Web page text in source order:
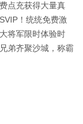
点充获得大量真
！统统免费激
将军限时体验时
弟齐聚沙城，称霸